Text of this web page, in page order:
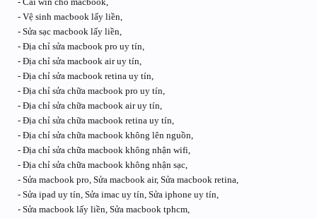
- Vệ sinh macbook lấy liền,
- Sửa sạc macbook lấy liền,
- Địa chỉ sửa macbook pro uy tín,
- Địa chỉ sửa macbook air uy tín,
- Địa chỉ sửa macbook retina uy tín,
- Địa chỉ sửa chữa macbook pro uy tín,
- Địa chỉ sửa chữa macbook air uy tín,
- Địa chỉ sửa chữa macbook retina uy tín,
- Địa chỉ sửa chữa macbook không lên nguồn,
- Địa chỉ sửa chữa macbook không nhận wifi,
- Địa chỉ sửa chữa macbook không nhận sạc,
- Sửa macbook pro, Sửa macbook air, Sửa macbook retina,
- Sửa ipad uy tín, Sửa imac uy tín, Sửa iphone uy tín,
- Sửa macbook lấy liền, Sửa macbook tphcm,